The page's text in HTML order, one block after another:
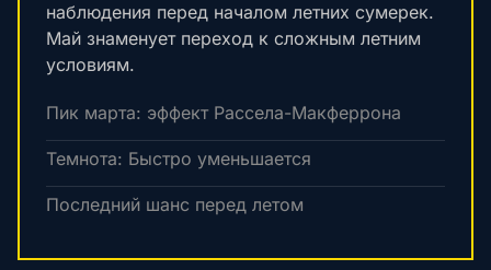
наблюдения перед началом летних сумерек.
Май знаменует переход к сложным летним
условиям.
Пик марта: эффект Рассела-Макферрона
Темнота: Быстро уменьшается
Последний шанс перед летом